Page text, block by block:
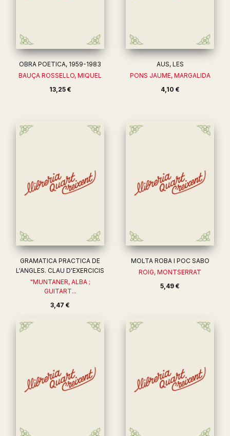
OBRA POETICA, 1959-1983
BAUÇA ROSSELLO, MIQUEL
13,25 €
AUS, LES
PONS JAUME, MARGALIDA
4,10 €
GRAMATICA PRACTICA DE
L'ANGLES. CLAU D'EXERCICIS
"MUNTANER, ALBA ;
GUITART...
3,47 €
MOLTA ROBA I POC SABO
ROIG, MONTSERRAT
5,49 €